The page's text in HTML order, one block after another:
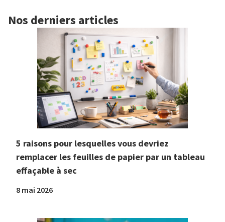
Nos derniers articles
5 raisons pour lesquelles vous devriez
remplacer les feuilles de papier par un tableau
effaçable à sec
8 mai 2026